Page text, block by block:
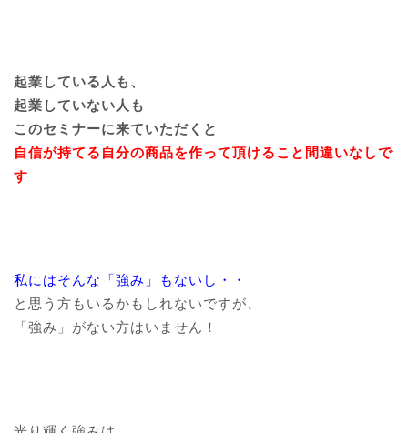
起業している人も、
起業していない人も
このセミナーに来ていただくと
自信が持てる自分の商品を作って頂けること間違いなしで
す
私にはそんな「強み」もないし・・
と思う方もいるかもしれないですが、
「強み」がない方はいません！